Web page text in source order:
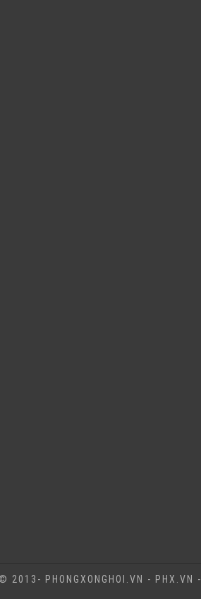
2013- PHONGXONGHOI.VN - PHX.VN -